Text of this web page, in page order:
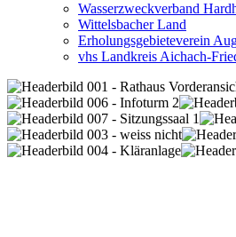
Wasserzweckverband
Wittelsbacher Land
Erholungsgebieteverein
vhs Landkreis Aichach-